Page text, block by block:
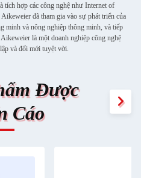
tích hợp các công nghệ như Internet of
đã tham gia vào sự phát triển của
minh và nông nghiệp thông minh, và tiếp
là một doanh nghiệp công nghệ
và đổi mới tuyệt vời.
Được
Cáo